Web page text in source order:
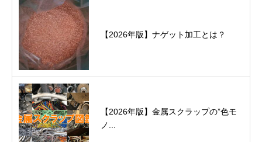
【2026年版】ナゲット加工とは？
【2026年版】金属スクラップの”色モ
ノ...